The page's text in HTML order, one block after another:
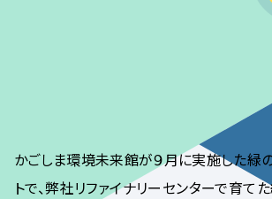
かごしま環境未来館が９月に実施した緑
トで、弊社リファイナリーセンターで育て